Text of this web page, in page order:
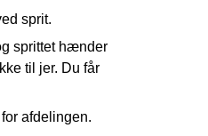
sprit.
sprittet hænder
til jer. Du får
afdelingen.